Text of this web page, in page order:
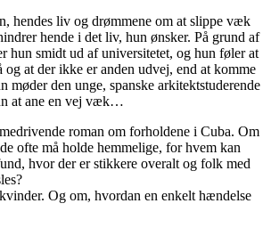
hendes liv og drømmene om at slippe væk
hende i det liv, hun ønsker. På grund af
hun smidt ud af universitetet, og hun føler at
og at der ikke er anden udvej, end at komme
møder den unge, spanske arkitektstuderende
at ane en vej væk…
roman om forholdene i Cuba. Om
ofte må holde hemmelige, for hvem kan
hvor der er stikkere overalt og folk med
Og om, hvordan en enkelt hændelse